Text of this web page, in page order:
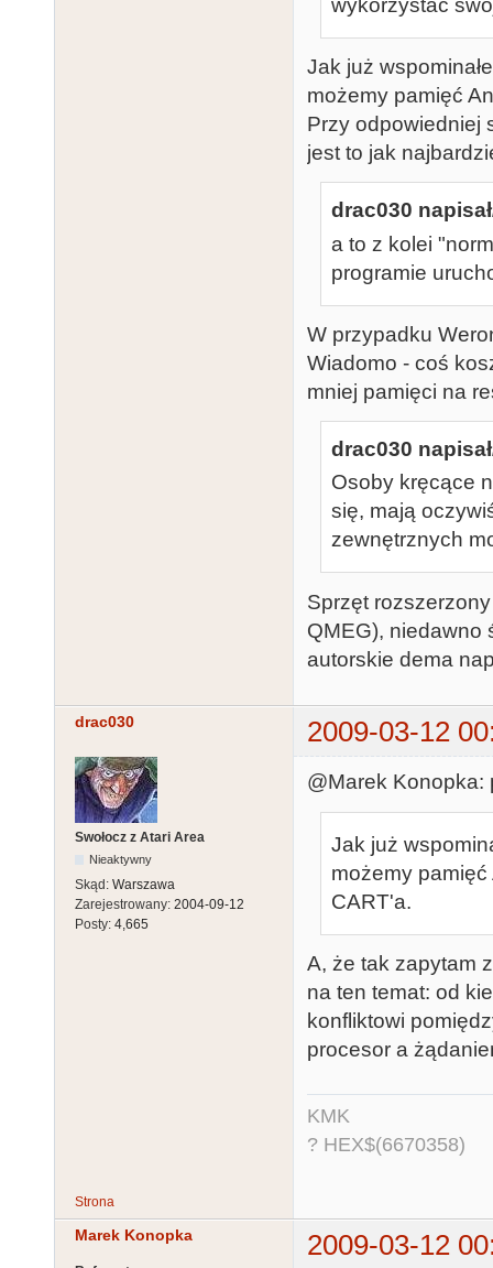
wykorzystać
Jak już
możemy pamięć
Przy odpowiedniej
jest to jak
drac030
a to z kolei
programie
W przypadku
Wiadomo - coś
mniej pamięci na
drac030
Osoby kręcące
się, mają
zewnętrznych
Sprzęt
QMEG), niedawno
autorskie dema
drac030 2009-03-12
Swołocz z Atari Area
Nieaktywny
Skąd: Warszawa
Zarejestrowany: 2004-09-12
Posty: 4,665
@Marek Konopka:
Jak już
możemy
CART'a.
A, że tak zapytam
na ten temat: od
konfliktowi
procesor a
KMK
? HEX$(6670358)
Strona
Marek Konopka 2009-03-12